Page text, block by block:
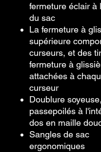
fermeture éclair à
du sac
La fermeture à
supérieure
curseurs, et des
fermeture à
attachées à
curseur
Doublure
passepoilés à
dos en maille
Sangles de sac
ergonomiques